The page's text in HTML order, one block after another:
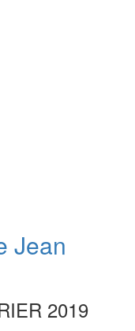
Jean
2019